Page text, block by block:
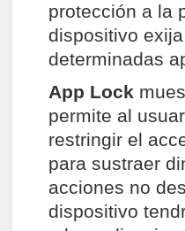
protección a la
dispositivo
determinadas
App Lock
permite al
restringir el
para sustraer
acciones no
dispositivo